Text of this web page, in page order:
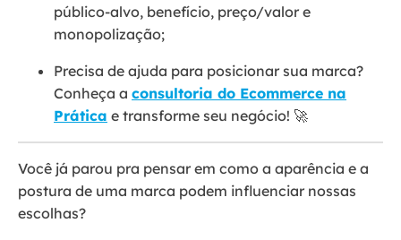
público-alvo, benefício, preço/valor e
monopolização;
Precisa de ajuda para posicionar sua marca?
Conheça a consultoria do Ecommerce na
Prática e transforme seu negócio! 🚀
Você já parou pra pensar em como a aparência e a
postura de uma marca podem influenciar nossas
escolhas?